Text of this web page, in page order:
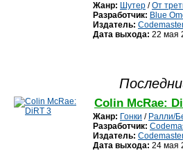
Жанр: Шутер /От
Разработчик: Blue
Издатель:
Дата выхода: 22 мая
Colin McRae:
Жанр: Гонки / Ралли/
Разработчик:
Издатель:
Дата выхода: 24 мая